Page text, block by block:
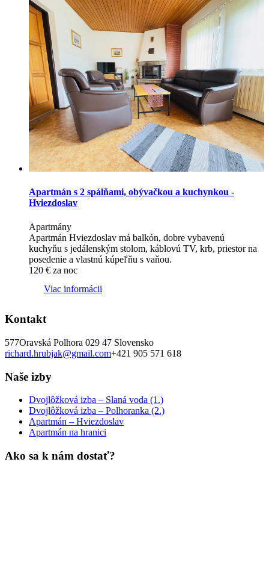
Apartmán s 2 spálňami, obývačkou a kuchynkou -
Hviezdoslav
Apartmány
Apartmán Hviezdoslav má balkón, dobre vybavenú
kuchyňu s jedálenským stolom, káblovú TV, krb, priestor na
posedenie a vlastnú kúpeľňu s vaňou.
120 € za noc
Viac informácii
Kontakt
577Oravská Polhora 029 47 Slovensko
richard.hrubjak@gmail.com+421 905 571 618
Naše izby
Dvojlôžková izba – Slaná voda (1.)
Dvojlôžková izba – Polhoranka (2.)
Apartmán – Hviezdoslav
Apartmán na hranici
Ako sa k nám dostať?